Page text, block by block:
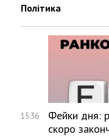
Політика
15:36
Фейки дня:
скоро